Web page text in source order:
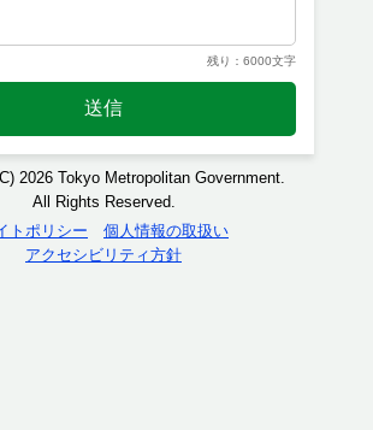
残り：6000文字
送信
2026 Tokyo Metropolitan Government.
All Rights Reserved.
トポリシー
個人情報の取扱い
アクセシビリティ方針